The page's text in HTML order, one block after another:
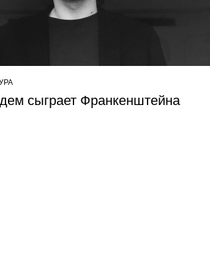
сыграет Франкенштейна